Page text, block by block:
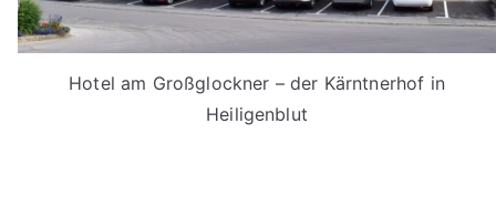
Hotel am Großglockner – der Kärntnerhof in
Heiligenblut